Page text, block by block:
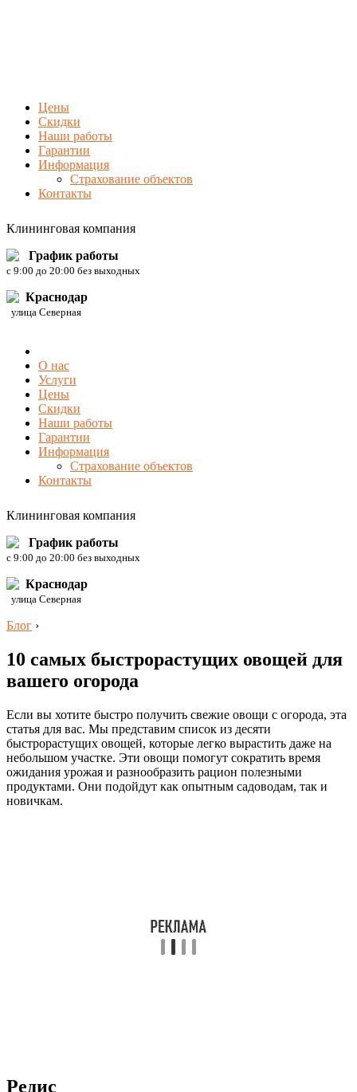
Цены
Скидки
Наши работы
Гарантии
Информация
Страхование объектов
Контакты
Клининговая компания
График работы
c 9:00 до 20:00 без выходных
Краснодар
улица Северная
О нас
Услуги
Цены
Скидки
Наши работы
Гарантии
Информация
Страхование объектов
Контакты
Клининговая компания
График работы
c 9:00 до 20:00 без выходных
Краснодар
улица Северная
Блог ›
10 самых быстрорастущих овощей для
вашего огорода
Если вы хотите быстро получить свежие овощи с огорода, эта
статья для вас. Мы представим список из десяти
быстрорастущих овощей, которые легко вырастить даже на
небольшом участке. Эти овощи помогут сократить время
ожидания урожая и разнообразить рацион полезными
продуктами. Они подойдут как опытным садоводам, так и
новичкам.
Редис